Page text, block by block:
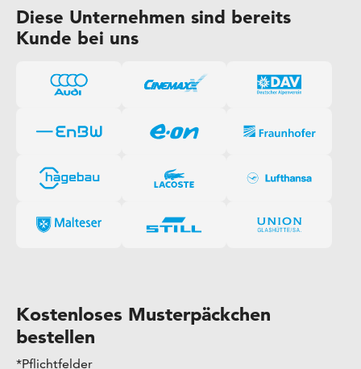
Diese Unternehmen sind bereits
Kunde bei uns
Kostenloses Musterpäckchen
bestellen
*Pflichtfelder